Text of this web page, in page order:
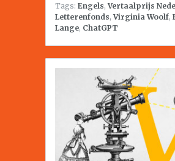
Tags: Engels,Vertaalprijs
Letterenfonds,Virginia Woolf,
Lange, ChatGPT